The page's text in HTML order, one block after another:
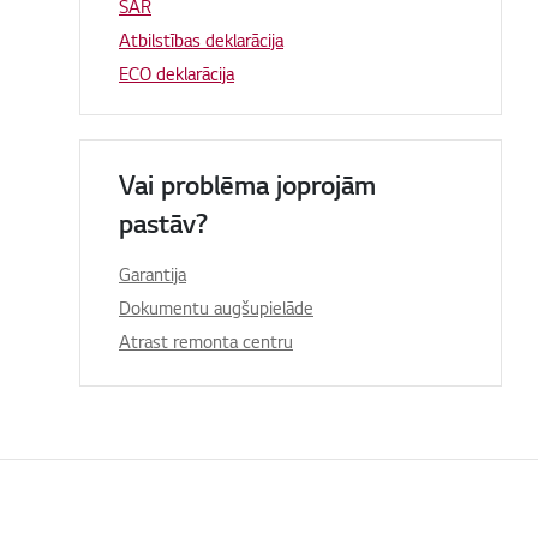
SAR
Atbilstības deklarācija
ECO deklarācija
Vai problēma joprojām
pastāv?
Garantija
Dokumentu augšupielāde
Atrast remonta centru